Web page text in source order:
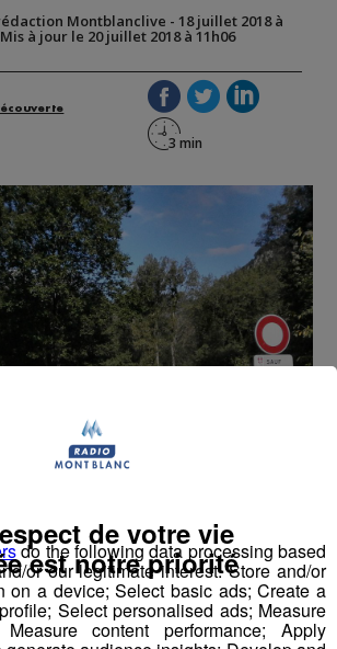
Montblanclive - 18 juillet 2018 à
Mis à jour le 20 juillet 2018 à 11h06
idéales pour faire du ski en hiver. Mais
reste quand viennent les beaux jours,
troquer ses skis contre un vélo afin
de montagne et les vallons verdoyants.
do the following data processing based
or our legitimate interest: Store and/or
on a device; Select basic ads; Create a
Select personalised ads; Measure
content performance; Apply
de votre vie
est notre priorité